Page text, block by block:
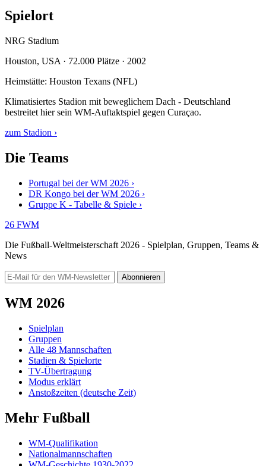
Spielort
NRG Stadium
Houston, USA · 72.000 Plätze · 2002
Heimstätte: Houston Texans (NFL)
Klimatisiertes Stadion mit beweglichem Dach - Deutschland
bestreitet hier sein WM-Auftaktspiel gegen Curaçao.
zum Stadion ›
Die Teams
Portugal bei der WM 2026 ›
DR Kongo bei der WM 2026 ›
Gruppe K - Tabelle & Spiele ›
26 FWM
Die Fußball-Weltmeisterschaft 2026 - Spielplan, Gruppen, Teams &
News
Abonnieren
WM 2026
Spielplan
Gruppen
Alle 48 Mannschaften
Stadien & Spielorte
TV-Übertragung
Modus erklärt
Anstoßzeiten (deutsche Zeit)
Mehr Fußball
WM-Qualifikation
Nationalmannschaften